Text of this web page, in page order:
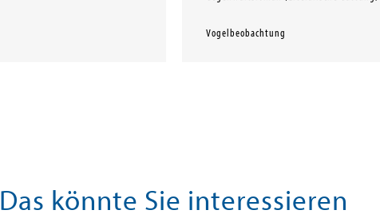
Vogelbeobachtung
Das könnte Sie interessieren